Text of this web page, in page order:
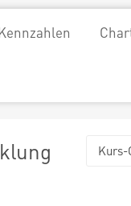
Kurs-